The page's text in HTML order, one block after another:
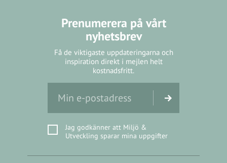
Prenumerera på vårt
nyhetsbrev
Få de viktigaste uppdateringarna och
inspiration direkt i mejlen helt
kostnadsfritt.
Jag godkänner att Miljö &
Utveckling sparar mina uppgifter